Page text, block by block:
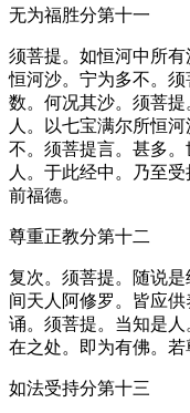
无为福胜分第十一
须菩提。如恒河中所
恒河沙。宁为多不。
数。何况其沙。须菩
人。以七宝满尔所恒
不。须菩提言。甚多
人。于此经中。乃至
前福德。
尊重正教分第十二
复次。须菩提。随说
间天人阿修罗。皆应
诵。须菩提。当知是
在之处。即为有佛。若
如法受持分第十三